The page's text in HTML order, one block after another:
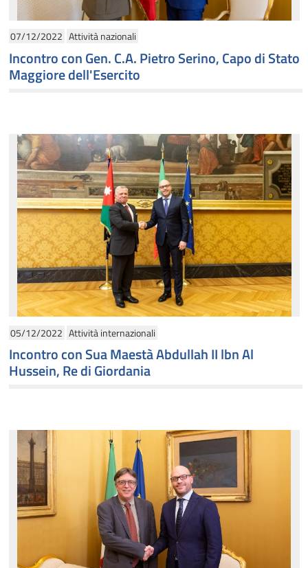
07/12/2022 Attività nazionali
Incontro con Gen. C.A. Pietro Serino, Capo di Stato
Maggiore dell'Esercito
05/12/2022 Attività internazionali
Incontro con Sua Maestà Abdullah II lbn Al
Hussein, Re di Giordania